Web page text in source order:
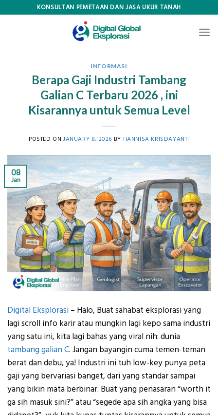
KONSULTAN PEMETAAN DAN JASA UKUR TANAH
INFORMASI
Berapa Gaji Industri Tambang
Galian C Terbaru 2026 , ini
Kisarannya untuk Semua Level
POSTED ONJANUARY 8, 2026 BY HANNISA KRISDAYANTI
08
Jan
Digital Eksplorasi – Halo, Buat sahabat eksplorasi yang
lagi scroll info karir atau mungkin lagi kepo sama industri
yang satu ini, kita lagi bahas yang viral nih: dunia
tambang galian C. Jangan bayangin cuma temen-teman
berat dan debu, ya! Industri ini tuh low-key punya peta
gaji yang bervariasi banget, dari yang standar sampai
yang bikin mata berbinar. Buat yang penasaran “worth it
ga sih masuk sini?” atau “segede apa sih angka yang bisa